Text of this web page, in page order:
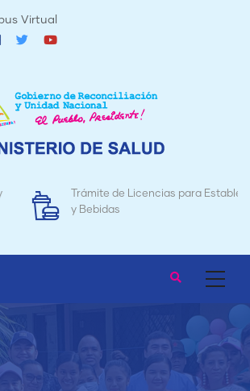
Virtual
para Establecimientos de Alimentos